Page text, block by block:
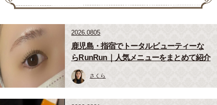
2026.0805
鹿児島・指宿でトータルビューティーな
らRunRun｜人気メニューをまとめて紹介
さくら